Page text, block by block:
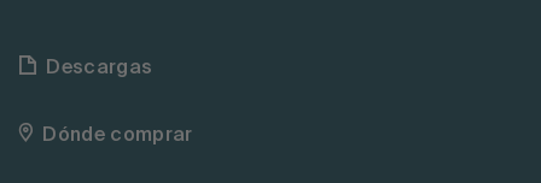
Descargas
Dónde comprar